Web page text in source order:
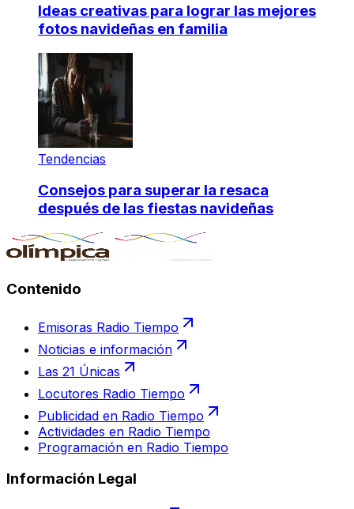
Ideas creativas para lograr las mejores
fotos navideñas en familia
Tendencias
Consejos para superar la resaca
después de las fiestas navideñas
Contenido
Emisoras Radio Tiempo
Noticias e información
Las 21 Únicas
Locutores Radio Tiempo
Publicidad en Radio Tiempo
Actividades en Radio Tiempo
Programación en Radio Tiempo
Información Legal